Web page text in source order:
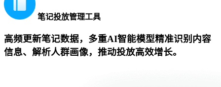
笔记投放管理工具
高频更新笔记数据，多重AI智能模型精准识别内容
信息、解析人群画像，推动投放高效增长。